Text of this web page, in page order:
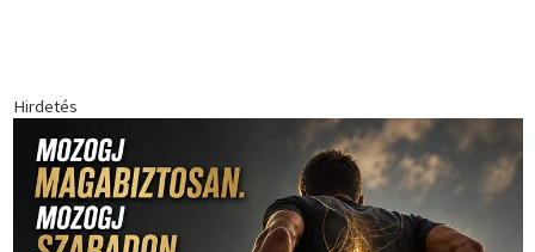
Hirdetés